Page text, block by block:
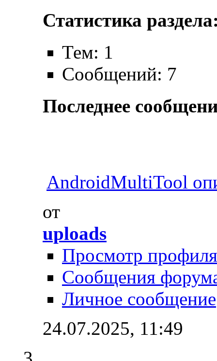
Статистика
Тем: 1
Сообщений: 7
Последнее
AndroidMultiTool
от
uploads
Просмотр профиля
Сообщения
Личное сообщение
24.07.2025, 11:49